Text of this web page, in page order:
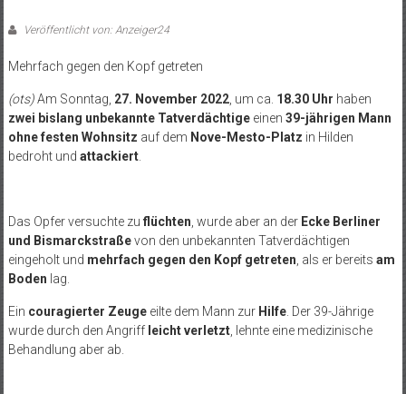
Veröffentlicht von: Anzeiger24
Mehrfach gegen den Kopf getreten
(ots)Am Sonntag, 27. November 2022, um ca. 18.30 Uhr haben
zwei bislang unbekannte Tatverdächtigeeinen 39-jährigen Mann
ohne festen Wohnsitz auf dem Nove-Mesto-Platz in Hilden
bedroht und attackiert.
Das Opfer versuchte zu flüchten , wurde aber an der Ecke Berliner
und Bismarckstraßevon den unbekannten Tatverdächtigen
eingeholt und mehrfach gegen den Kopf getreten , als er bereits am
Boden lag.
Ein couragierter Zeugeeilte dem Mann zur Hilfe. Der 39-Jährige
wurde durch den Angriff leicht verletzt, lehnte eine medizinische
Behandlung aber ab.